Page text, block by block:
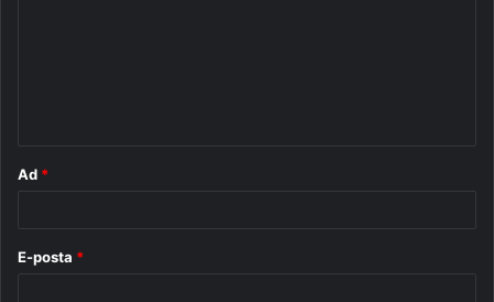
Ad *
E-posta *